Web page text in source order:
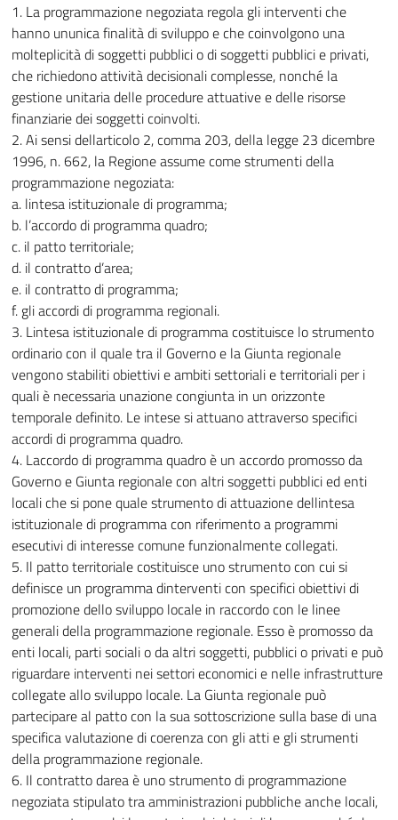
1. La programmazione negoziata regola gli interventi che
hanno ununica finalità di sviluppo e che coinvolgono una
molteplicità di soggetti pubblici o di soggetti pubblici e privati,
che richiedono attività decisionali complesse, nonché la
gestione unitaria delle procedure attuative e delle risorse
finanziarie dei soggetti coinvolti.
2. Ai sensi dellarticolo 2, comma 203, della legge 23 dicembre
1996, n. 662, la Regione assume come strumenti della
programmazione negoziata:
a. lintesa istituzionale di programma;
b. l’accordo di programma quadro;
c. il patto territoriale;
d. il contratto d’area;
e. il contratto di programma;
f. gli accordi di programma regionali.
3. Lintesa istituzionale di programma costituisce lo strumento
ordinario con il quale tra il Governo e la Giunta regionale
vengono stabiliti obiettivi e ambiti settoriali e territoriali per i
quali è necessaria unazione congiunta in un orizzonte
temporale definito. Le intese si attuano attraverso specifici
accordi di programma quadro.
4. Laccordo di programma quadro è un accordo promosso da
Governo e Giunta regionale con altri soggetti pubblici ed enti
locali che si pone quale strumento di attuazione dellintesa
istituzionale di programma con riferimento a programmi
esecutivi di interesse comune funzionalmente collegati.
5. Il patto territoriale costituisce uno strumento con cui si
definisce un programma dinterventi con specifici obiettivi di
promozione dello sviluppo locale in raccordo con le linee
generali della programmazione regionale. Esso è promosso da
enti locali, parti sociali o da altri soggetti, pubblici o privati e può
riguardare interventi nei settori economici e nelle infrastrutture
collegate allo sviluppo locale. La Giunta regionale può
partecipare al patto con la sua sottoscrizione sulla base di una
specifica valutazione di coerenza con gli atti e gli strumenti
della programmazione regionale.
6. Il contratto darea è uno strumento di programmazione
negoziata stipulato tra amministrazioni pubbliche anche locali,